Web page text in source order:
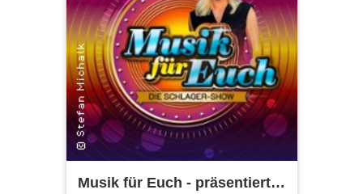
Musik für Euch - präsentiert